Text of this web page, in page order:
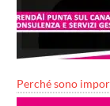
Perché sono